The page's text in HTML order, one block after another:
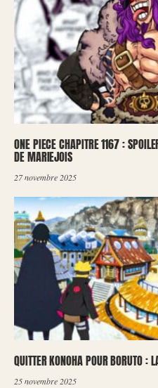
ONE PIECE CHAPITRE 1167 :
DE MARIEJOIS
27 novembre 2025
QUITTER KONOHA POUR BORUTO :
25 novembre 2025